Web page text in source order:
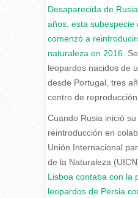
Desaparecida de
años, esta subespecie
comenzó a
naturaleza en 2016.
leopardos nacidos de
desde Portugal, tres
centro de reproducción
Cuando Rusia inició
reintroducción en
Unión Internacional
de la Naturaleza
Lisboa contaba con la
leopardos de Persia